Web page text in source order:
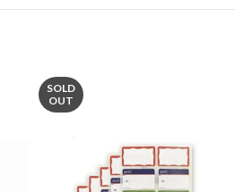
SOLD
OUT